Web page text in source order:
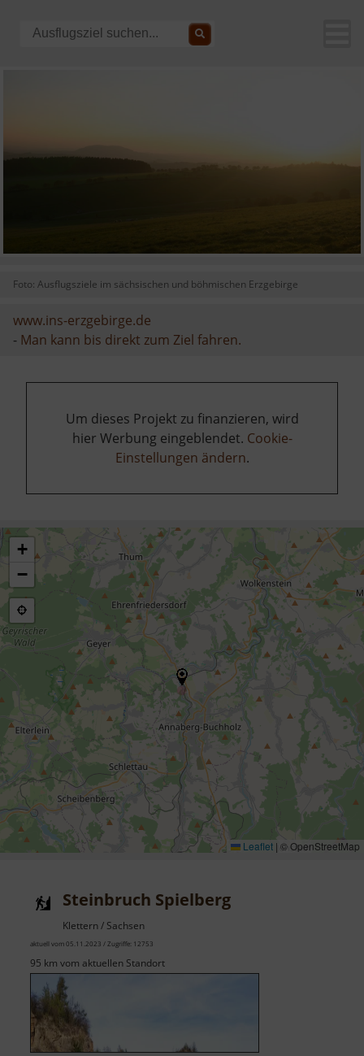
Foto: Ausflugsziele im sächsischen und böhmischen Erzgebirge
www.ins-erzgebirge.de
- Man kann bis direkt zum Ziel fahren.
Um dieses Projekt zu finanzieren, wird
hier Werbung eingeblendet. Cookie-
Einstellungen ändern.
+
−
Leaflet | © OpenStreetMap
Steinbruch Spielberg
Klettern / Sachsen
aktuell vom 05.11.2023 / Zugriffe: 12753
95 km vom aktuellen Standort